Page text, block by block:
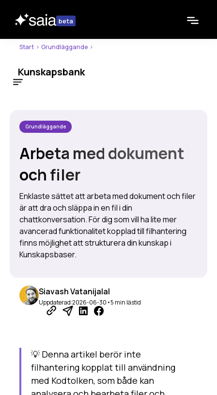
beta
Start > Grundläggande >
Kunskapsbank
Ibland vilar Saia
Driftnformation (status)
Om Saia-projektet
Grundläggande
Basfunktioner
Standardassistenter
Dina inställningar
Webbsökning
Dokument och filer
Spara och dela promptar
Minnesfunktionen
Bildgenerering
Mapp eller assistent?
Kodtolken
Flytande snabbåtgärder
Grundläggande
Arbeta med dokument
och filer
Enklaste sättet att arbeta med dokument och filer
är att dra och släppa in en fil i din
chattkonversation. För dig som vill ha lite mer
avancerad funktionalitet kopplad till filhantering
finns möjlighet att strukturera din kunskap i
Kunskapsbaser.
Siavash Vatanijalal
Uppdaterad:2026-06-30 •5 min lästid
💡 Denna artikel berör inte
filhantering kopplat till användning
med Kodtolken, som både kan